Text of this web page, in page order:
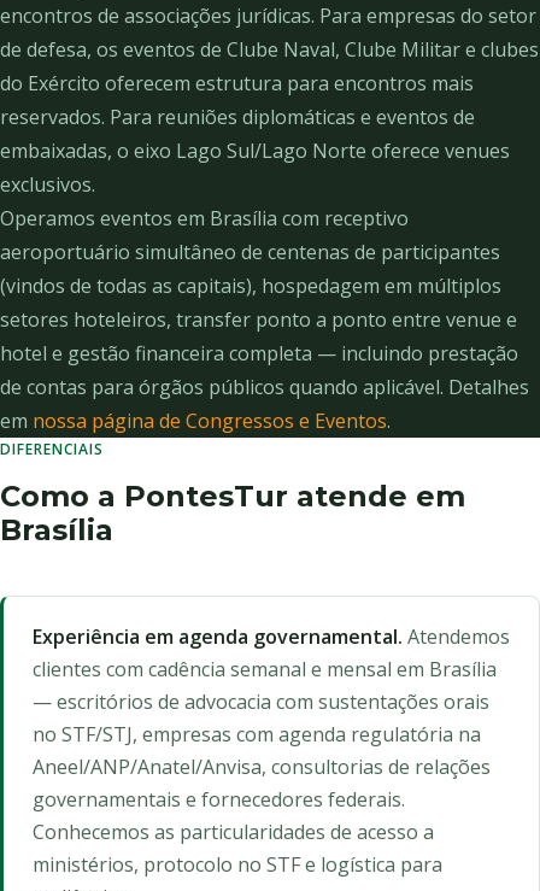
encontros de associações jurídicas. Para empresas do setor
de defesa, os eventos de Clube Naval, Clube Militar e clubes
do Exército oferecem estrutura para encontros mais
reservados. Para reuniões diplomáticas e eventos de
embaixadas, o eixo Lago Sul/Lago Norte oferece venues
exclusivos.
Operamos eventos em Brasília com receptivo
aeroportuário simultâneo de centenas de participantes
(vindos de todas as capitais), hospedagem em múltiplos
setores hoteleiros, transfer ponto a ponto entre venue e
hotel e gestão financeira completa — incluindo prestação
de contas para órgãos públicos quando aplicável. Detalhes
em nossa página de Congressos e Eventos.
DIFERENCIAIS
Como a PontesTur atende em
Brasília
Experiência em agenda governamental. Atendemos
clientes com cadência semanal e mensal em Brasília
— escritórios de advocacia com sustentações orais
no STF/STJ, empresas com agenda regulatória na
Aneel/ANP/Anatel/Anvisa, consultorias de relações
governamentais e fornecedores federais.
Conhecemos as particularidades de acesso a
ministérios, protocolo no STF e logística para